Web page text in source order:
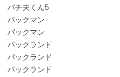
パチ夫くん5
パックマン
パックマン
パックランド
パックランド
パックランド